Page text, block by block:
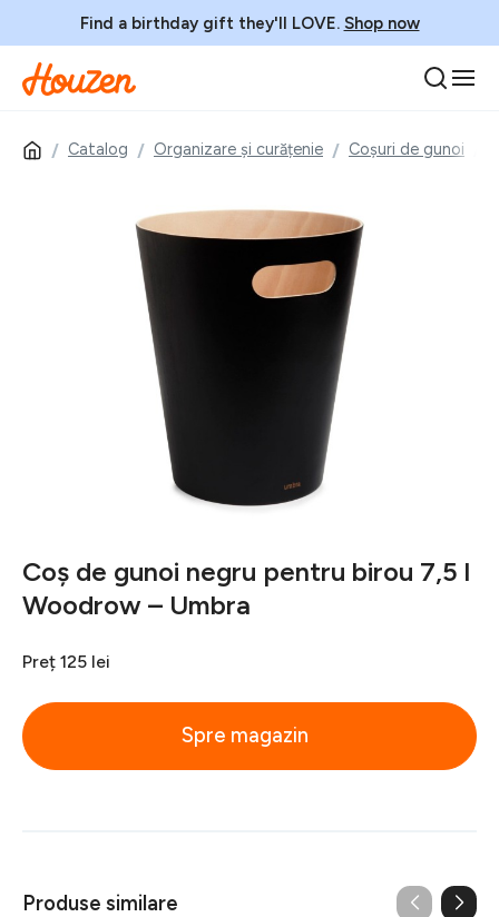
Find a birthday gift they'll LOVE. Shop now
Catalog Organizare și curățenie Coșuri de gunoi
Coș de gunoi negru pentru birou 7,5 l
Woodrow – Umbra
Preț 125 lei
Spre magazin
Produse similare